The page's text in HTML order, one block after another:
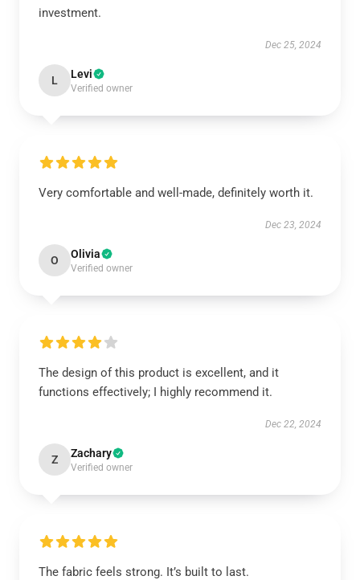
investment.
Dec 25, 2024
L Levi
Verified owner
Very comfortable and well-made, definitely worth it.
Dec 23, 2024
O Olivia
Verified owner
The design of this product is excellent, and it
functions effectively; I highly recommend it.
Dec 22, 2024
Z Zachary
Verified owner
The fabric feels strong. It’s built to last.